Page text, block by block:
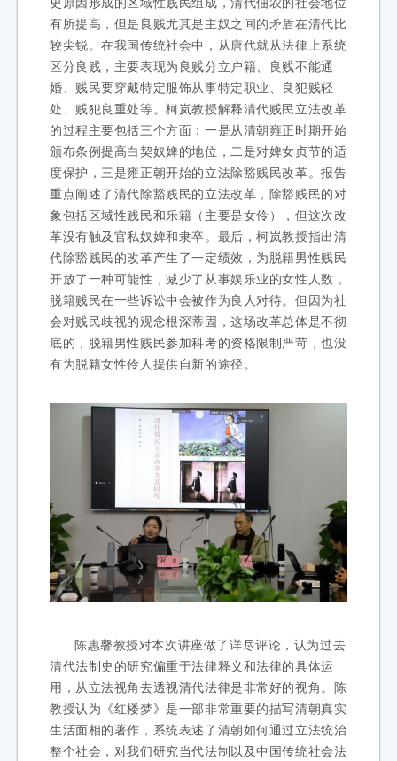
有所提高，但是良贱尤其是主奴之间的矛盾在清代比
较尖锐。在我国传统社会中，从唐代就从法律上系统
区分良贱，主要表现为良贱分立户籍、良贱不能通
婚、贱民要穿戴特定服饰从事特定职业、良犯贱轻
处、贱犯良重处等。柯岚教授解释清代贱民立法改革
的过程主要包括三个方面：一是从清朝雍正时期开始
颁布条例提高白契奴婢的地位，二是对婢女贞节的适
度保护，三是雍正朝开始的立法除豁贱民改革。报告
重点阐述了清代除豁贱民的立法改革，除豁贱民的对
象包括区域性贱民和乐籍（主要是女伶），但这次改
革没有触及官私奴婢和隶卒。最后，柯岚教授指出清
代除豁贱民的改革产生了一定绩效，为脱籍男性贱民
开放了一种可能性，减少了从事娱乐业的女性人数，
脱籍贱民在一些诉讼中会被作为良人对待。但因为社
会对贱民歧视的观念根深蒂固，这场改革总体是不彻
底的，脱籍男性贱民参加科考的资格限制严苛，也没
有为脱籍女性伶人提供自新的途径。
陈惠馨教授对本次讲座做了详尽评论，认为过去
清代法制史的研究偏重于法律释义和法律的具体运
用，从立法视角去透视清代法律是非常好的视角。陈
教授认为《红楼梦》是一部非常重要的描写清朝真实
生活面相的著作，系统表述了清朝如何通过立法统治
整个社会，对我们研究当代法制以及中国传统社会法